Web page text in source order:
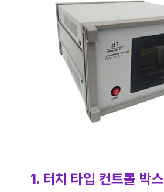
1. 터치 타입 컨트롤 박스